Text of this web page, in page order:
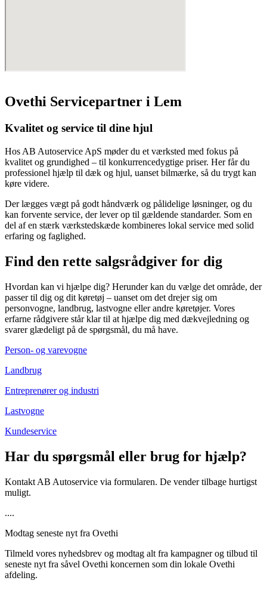
Ovethi Servicepartner i Lem
Kvalitet og service til dine hjul
Hos AB Autoservice ApS møder du et værksted med fokus på
kvalitet og grundighed – til konkurrencedygtige priser. Her får du
professionel hjælp til dæk og hjul, uanset bilmærke, så du trygt kan
køre videre.
Der lægges vægt på godt håndværk og pålidelige løsninger, og du
kan forvente service, der lever op til gældende standarder. Som en
del af en stærk værkstedskæde kombineres lokal service med solid
erfaring og faglighed.
Find den rette salgsrådgiver for dig
Hvordan kan vi hjælpe dig? Herunder kan du vælge det område, der
passer til dig og dit køretøj – uanset om det drejer sig om
personvogne, landbrug, lastvogne eller andre køretøjer. Vores
erfarne rådgivere står klar til at hjælpe dig med dækvejledning og
svarer glædeligt på de spørgsmål, du må have.
Person- og varevogne
Landbrug
Entreprenører og industri
Lastvogne
Kundeservice
Har du spørgsmål eller brug for hjælp?
Kontakt AB Autoservice via formularen. De vender tilbage hurtigst
muligt.
....
Modtag seneste nyt fra Ovethi
Tilmeld vores nyhedsbrev og modtag alt fra kampagner og tilbud til
seneste nyt fra såvel Ovethi koncernen som din lokale Ovethi
afdeling.